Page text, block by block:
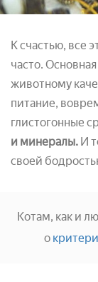
К счастью, все
часто.
животному
питание,
глистогонные
и минералы. И
своей
Котам, как и
о